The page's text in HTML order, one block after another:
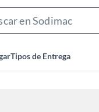
Tipos de Entrega